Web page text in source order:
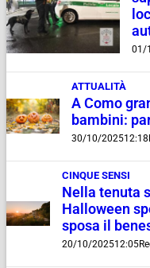
01/
ATTUALITÀ
A Como
bambini:
30/10/202512:18
CINQUE SENSI
Nella tenuta
Halloween
sposa il
20/10/202512:05